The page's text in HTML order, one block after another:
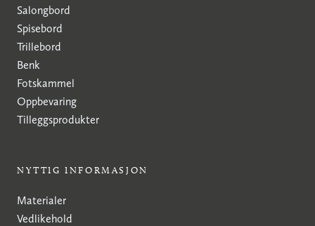
Salongbord
Spisebord
Trillebord
Benk
Fotskammel
Oppbevaring
Tilleggsprodukter
NYTTIG INFORMASJON
Materialer
Vedlikehold